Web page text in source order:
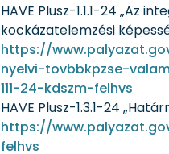
HAVE Plusz-1.1.1-24
kockázatelemzési
https://
nyelvi-tovbbkpzse-
111-24-kdszm-felhvs
HAVE Plusz-1.3.1-24
https://
felhvs